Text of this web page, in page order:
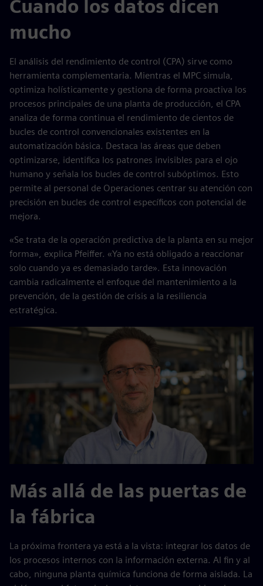
Cuando los datos dicen
mucho
El análisis del rendimiento de control (CPA) sirve como
herramienta complementaria. Mientras el MPC simula,
optimiza holísticamente y gestiona de forma proactiva los
procesos principales de una planta de producción, el CPA
analiza de forma continua el rendimiento de cientos de
bucles de control convencionales existentes en la
automatización básica. Destaca las áreas que deben
optimizarse, identifica los patrones invisibles para el ojo
humano y señala los bucles de control subóptimos. Esto
permite al personal de Operaciones centrar su atención con
precisión en bucles de control específicos con potencial de
mejora.
«Se trata de la operación predictiva de la planta en su mejor
forma», explica Pfeiffer. «Ya no está obligado a reaccionar
solo cuando ya es demasiado tarde». Esta innovación
cambia radicalmente el enfoque del mantenimiento a la
prevención, de la gestión de crisis a la resiliencia
estratégica.
Más allá de las puertas de
la fábrica
La próxima frontera ya está a la vista: integrar los datos de
los procesos internos con la información externa. Al fin y al
cabo, ninguna planta química funciona de forma aislada. La